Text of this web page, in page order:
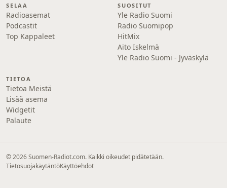
SELAA
Radioasemat
Podcastit
Top Kappaleet
SUOSITUT
Yle Radio Suomi
Radio Suomipop
HitMix
Aito Iskelmä
Yle Radio Suomi - Jyväskylä
TIETOA
Tietoa Meistä
Lisää asema
Widgetit
Palaute
© 2026 Suomen-Radiot.com. Kaikki oikeudet pidätetään.
TietosuojakäytäntöKäyttöehdot